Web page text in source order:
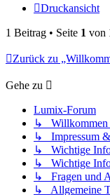
Druckansicht
1 Beitrag • Seite 1 von
Zurück zu
Gehe zu
Lumix-Forum
↳ Willkommen
↳ Impressum &
↳ Wichtige
↳ Wichtige
↳ Fragen und
↳ Allgemeine